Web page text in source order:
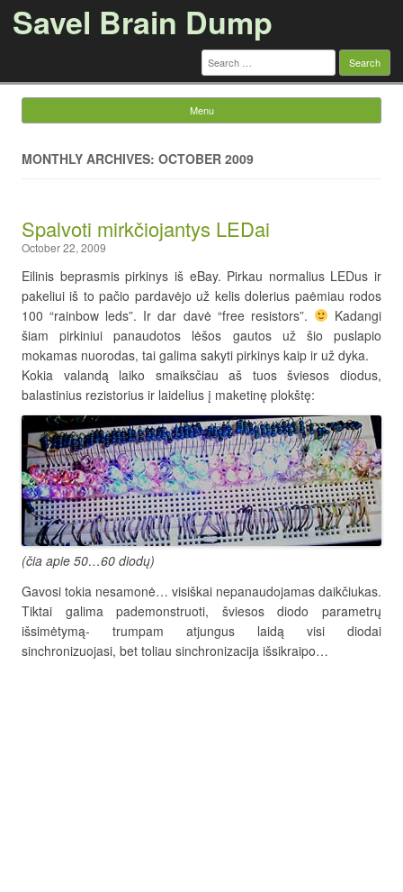
Savel Brain Dump
Search
for:
Menu
MONTHLY ARCHIVES: OCTOBER 2009
Spalvoti mirkčiojantys LEDai
October 22, 2009
Eilinis beprasmis pirkinys iš eBay. Pirkau normalius LEDus ir
pakeliui iš to pačio pardavėjo už kelis dolerius paėmiau rodos
100 “rainbow leds”. Ir dar davė “free resistors”.
Kadangi
šiam pirkiniui panaudotos lėšos gautos už šio puslapio
mokamas nuorodas, tai galima sakyti pirkinys kaip ir už dyka.
Kokia valandą laiko smaiksčiau aš tuos šviesos diodus,
balastinius rezistorius ir laidelius į maketinę plokštę:
(čia apie 50…60 diodų)
Gavosi tokia nesamonė… visiškai nepanaudojamas daikčiukas.
Tiktai galima pademonstruoti, šviesos diodo parametrų
išsimėtymą- trumpam atjungus laidą visi diodai
sinchronizuojasi, bet toliau sinchronizacija išsikraipo…